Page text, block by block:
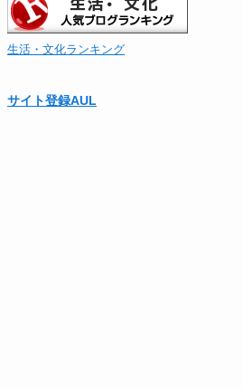
生活・文化ランキング
サイト登録AUL